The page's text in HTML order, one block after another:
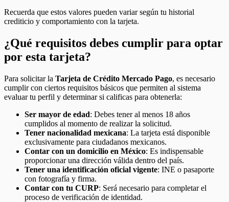
Recuerda que estos valores pueden variar según tu historial
crediticio y comportamiento con la tarjeta.
¿Qué requisitos debes cumplir para optar
por esta tarjeta?
Para solicitar la Tarjeta de Crédito Mercado Pago, es necesario
cumplir con ciertos requisitos básicos que permiten al sistema
evaluar tu perfil y determinar si calificas para obtenerla:
Ser mayor de edad: Debes tener al menos 18 años
cumplidos al momento de realizar la solicitud.
Tener nacionalidad mexicana: La tarjeta está disponible
exclusivamente para ciudadanos mexicanos.
Contar con un domicilio en México: Es indispensable
proporcionar una dirección válida dentro del país.
Tener una identificación oficial vigente: INE o pasaporte
con fotografía y firma.
Contar con tu CURP: Será necesario para completar el
proceso de verificación de identidad.